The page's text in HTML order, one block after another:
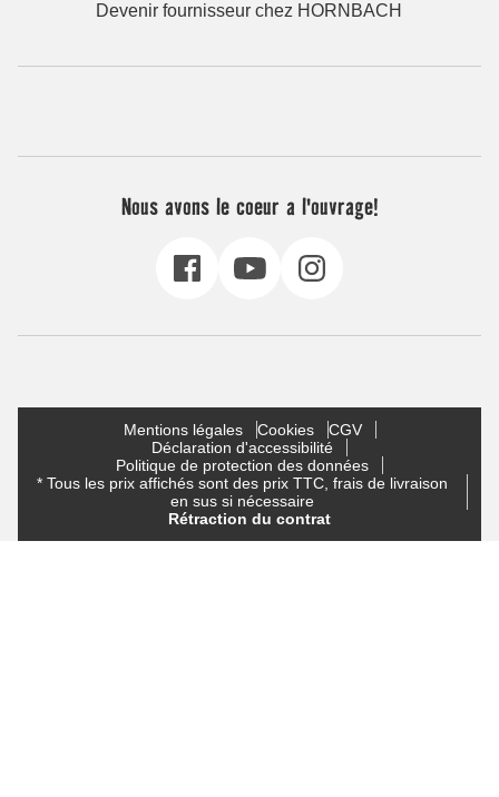
Devenir fournisseur chez HORNBACH
Nous avons le coeur a l'ouvrage!
Mentions légales Cookies
CGV
Déclaration d'accessibilité
Politique de protection des données
* Tous les prix affichés sont des prix TTC, frais de livraison
en sus si nécessaire
Rétraction du contrat